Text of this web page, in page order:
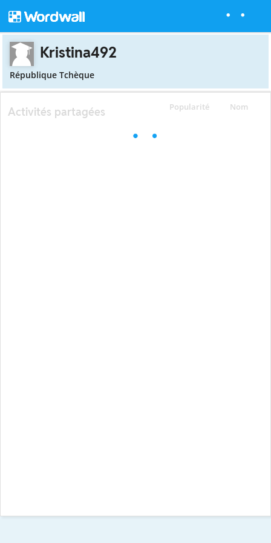
Kristina492
République Tchèque
Popularité Nom
Activités partagées